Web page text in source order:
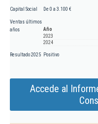
Capital Social De 0 a 3.100 €
Ventas últimos
años
Año
2023
2024
Resultado 2025 Positivo
Accede al